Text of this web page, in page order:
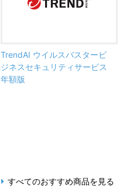
TrendAI ウイルスバスタービ
ジネスセキュリティサービス
年額版
すべてのおすすめ商品を見る